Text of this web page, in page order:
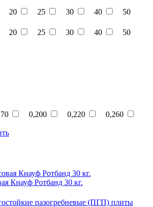
20 25 30 40 50
20 25 30 40 50
0,200 0,220
0,260
Кнауф Ротбанд 30 кг.